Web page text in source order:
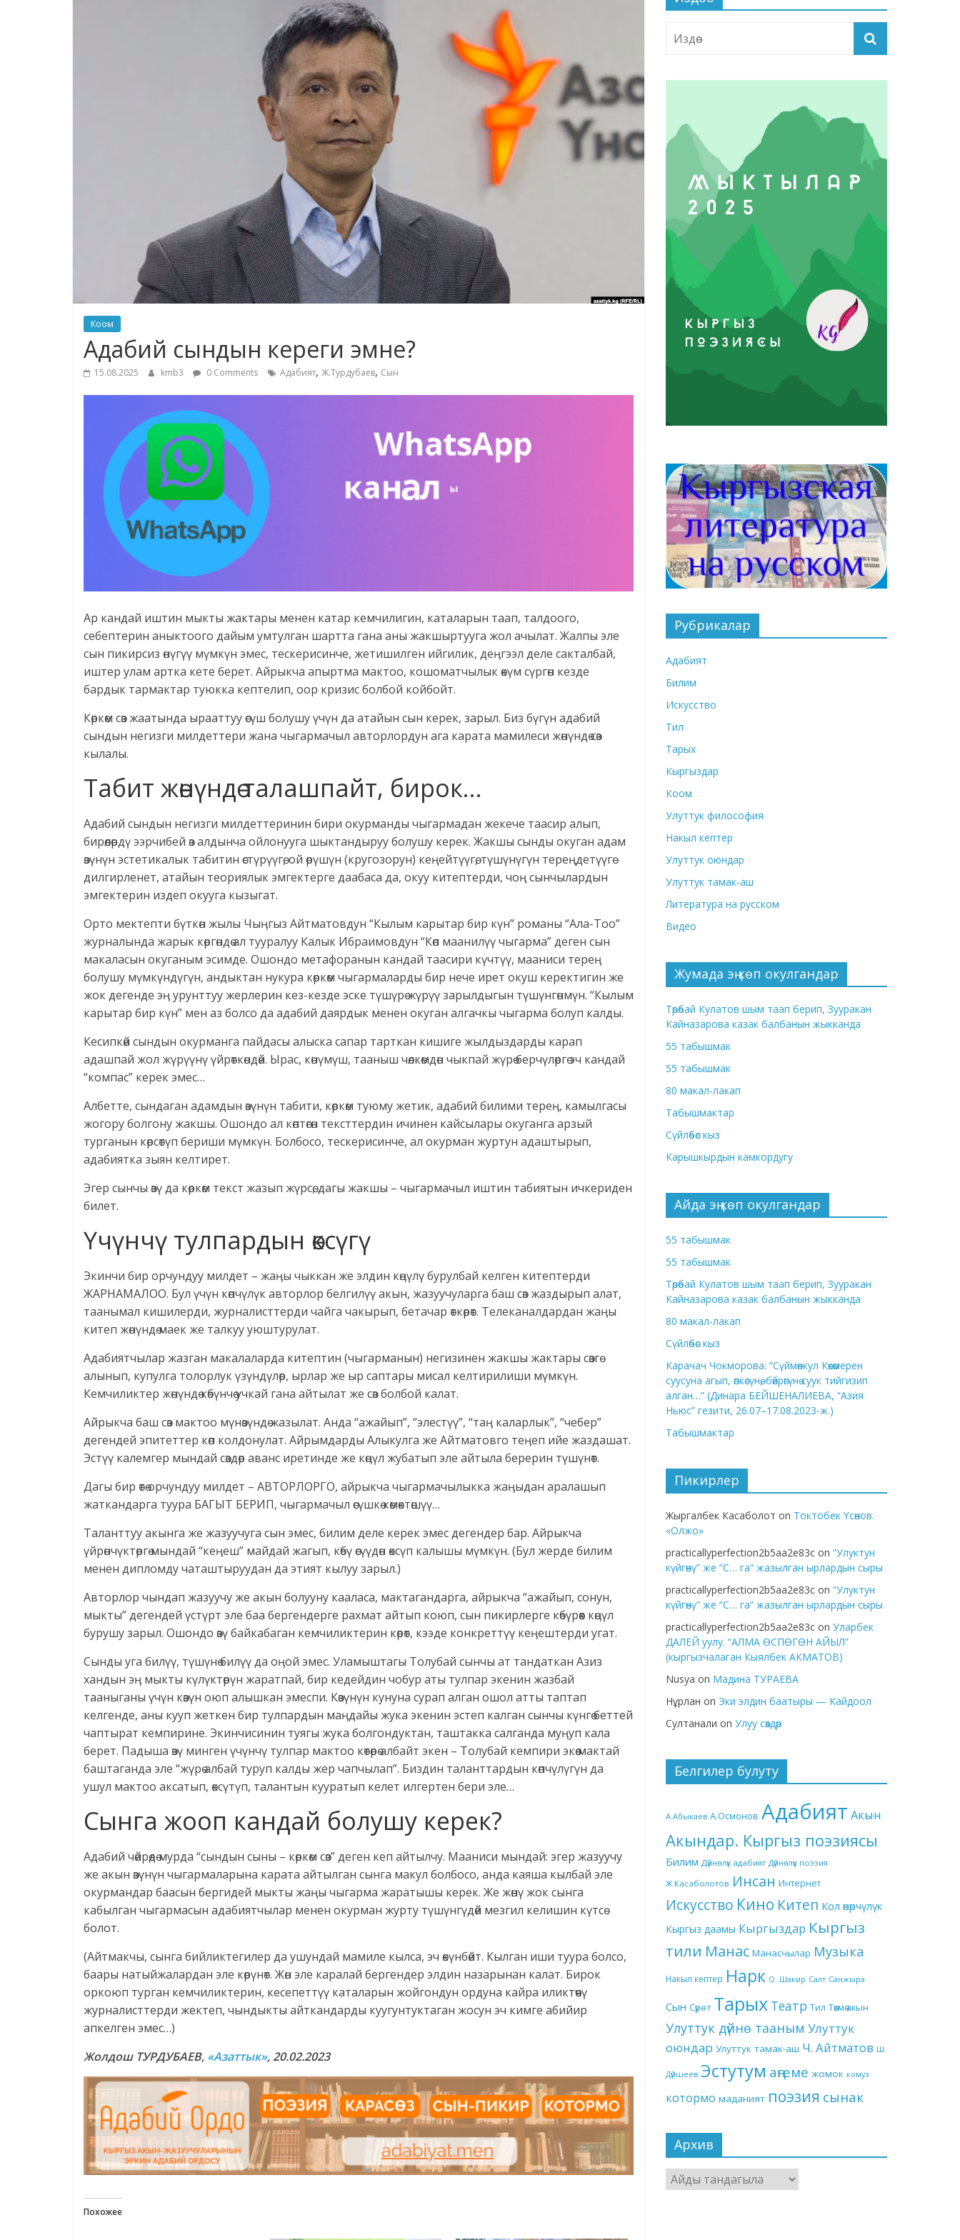
Коом
Адабий сындын кереги эмне?
15.08.2025 kmb3 0 Comments Адабият, Ж.Турдубаев, Сын
Ар кандай иштин мыкты жактары менен катар кемчилигин, каталарын таап, талдоого,
себептерин аныктоого дайым умтулган шартта гана аны жакшыртууга жол ачылат. Жалпы эле
сын пикирсиз өнүгүү мүмкүн эмес, тескерисинче, жетишилген ийгилик, деӊгээл деле сакталбай,
иштер улам артка кете берет. Айрыкча апыртма мактоо, кошоматчылык өкүм сүргөн кезде
бардык тармактар туюкка кептелип, оор кризис болбой койбойт.
Көркөм сөз жаатында ырааттуу өсүш болушу үчүн да атайын сын керек, зарыл. Биз бүгүн адабий
сындын негизги милдеттери жана чыгармачыл авторлордун ага карата мамилеси жөнүндө сөз
кылалы.
Табит жөнүндө талашпайт, бирок…
Адабий сындын негизги милдеттеринин бири окурманды чыгармадан жекече таасир алып,
бирөөлөрдү ээрчибей өз алдынча ойлонууга шыктандыруу болушу керек. Жакшы сынды окуган адам
өзүнүн эстетикалык табитин өстүрүүгө, ой өрүшүн (кругозорун) кеңейтүүгө, түшүнүгүн тереңдетүүгө
дилгирленет, атайын теориялык эмгектерге даабаса да, окуу китептерди, чоң сынчылардын
эмгектерин издеп окууга кызыгат.
Орто мектепти бүткөн жылы Чыӊгыз Айтматовдун “Кылым карытар бир күн” романы “Ала-Тоо”
журналында жарык көргөндө ал тууралуу Калык Ибраимовдун “Көп маанилүү чыгарма” деген сын
макаласын окуганым эсимде. Ошондо метафоранын кандай таасири күчтүү, мааниси тереӊ
болушу мүмкүндүгүн, андыктан нукура көркөм чыгармаларды бир нече ирет окуш керектигин же
жок дегенде эӊ урунттуу жерлерин кез-кезде эске түшүрө жүрүү зарылдыгын түшүнгөнмүн. “Кылым
карытар бир күн” мен аз болсо да адабий даярдык менен окуган алгачкы чыгарма болуп калды.
Кесипкөй сындын окурманга пайдасы алыска сапар тарткан кишиге жылдыздарды карап
адашпай жол жүрүүнү үйрөткөндөй. Ырас, көнүмүш, тааныш чөлкөмдөн чыкпай жүрө берчүлөргө эч кандай
“компас” керек эмес…
Албетте, сындаган адамдын өзүнүн табити, көркөм туюму жетик, адабий билими тереӊ, камылгасы
жогору болгону жакшы. Ошондо ал көптөгөн тексттердин ичинен кайсылары окуганга арзый
турганын көрсөтүп бериши мүмкүн. Болбосо, тескерисинче, ал окурман журтун адаштырып,
адабиятка зыян келтирет.
Эгер сынчы өзү да көркөм текст жазып жүрсө, дагы жакшы – чыгармачыл иштин табиятын ичкериден
билет.
Үчүнчү тулпардын өксүгү
Экинчи бир орчундуу милдет – жаӊы чыккан же элдин көӊүлү бурулбай келген китептерди
ЖАРНАМАЛОО. Бул үчүн көпчүлүк авторлор белгилүү акын, жазуучуларга баш сөз жаздырып алат,
таанымал кишилерди, журналисттерди чайга чакырып, бетачар өткөрөт. Телеканалдардан жаӊы
китеп жөнүндө маек же талкуу уюштурулат.
Адабиятчылар жазган макалаларда китептин (чыгарманын) негизинен жакшы жактары сөзгө
алынып, купулга толорлук үзүндүлөр, ырлар же ыр саптары мисал келтирилиши мүмкүн.
Кемчиликтер жөнүндө көбүнчө учкай гана айтылат же сөз болбой калат.
Айрыкча баш сөз мактоо мүнөзүндө жазылат. Анда “ажайып”, “элестүү”, “таӊ каларлык”, “чебер”
дегендей эпитеттер көп колдонулат. Айрымдарды Алыкулга же Айтматовго теӊеп ийе жаздашат.
Эстүү калемгер мындай сөздөр аванс иретинде же көӊүл жубатып эле айтыла берерин түшүнөт.
Дагы бир өтө орчундуу милдет – АВТОРЛОРГО, айрыкча чыгармачылыкка жаӊыдан аралашып
жаткандарга туура БАГЫТ БЕРИП, чыгармачыл өсүшкө көмөктөшүү…
Таланттуу акынга же жазуучуга сын эмес, билим деле керек эмес дегендер бар. Айрыкча
үйрөнчүктөргө мындай “кеӊеш” майдай жагып, көбү өсүүдөн өксүп калышы мүмкүн. (Бул жерде билим
менен дипломду чаташтыруудан да этият кылуу зарыл.)
Авторлор чындап жазуучу же акын болууну кааласа, мактагандарга, айрыкча “ажайып, сонун,
мыкты” дегендей үстүрт эле баа бергендерге рахмат айтып коюп, сын пикирлерге көбүрөөк көӊүл
бурушу зарыл. Ошондо өзү байкабаган кемчиликтерин көрөт, кээде конкреттүү кеӊештерди угат.
Сынды уга билүү, түшүнө билүү да оӊой эмес. Уламыштагы Толубай сынчы ат тандаткан Азиз
хандын эӊ мыкты күлүктөрүн жаратпай, бир кедейдин чобур аты тулпар экенин жазбай
тааныганы үчүн көзүн оюп алышкан эмеспи. Көзүнүн кунуна сурап алган ошол атты таптап
келгенде, аны кууп жеткен бир тулпардын маӊдайы жука экенин эстеп калган сынчы күнгө беттей
чаптырат кемпирине. Экинчисинин туягы жука болгондуктан, таштакка салганда муӊуп кала
берет. Падыша өзү минген үчүнчү тулпар мактоо көтөрө албайт экен – Толубай кемпири экөө мактай
баштаганда эле “жүрө албай туруп калды жер чапчылап”. Биздин таланттардын көпчүлүгүн да
ушул мактоо аксатып, өксүтүп, талантын кууратып келет илгертен бери эле…
Сынга жооп кандай болушу керек?
Адабий чөйрөдө мурда “сындын сыны – көркөм сөз” деген кеп айтылчу. Мааниси мындай: эгер жазуучу
же акын өзүнүн чыгармаларына карата айтылган сынга макул болбосо, анда каяша кылбай эле
окурмандар баасын бергидей мыкты жаңы чыгарма жаратышы керек. Же жөнү жок сынга
кабылган чыгармасын адабиятчылар менен окурман журту түшүнгүдөй мезгил келишин күтсө
болот.
(Айтмакчы, сынга бийликтегилер да ушундай мамиле кылса, эч өкүнбөйт. Кылган иши туура болсо,
баары натыйжалардан эле көрүнөт. Жөн эле каралай бергендер элдин назарынан калат. Бирок
оркоюп турган кемчиликтерин, кесепеттүү каталарын жойгондун ордуна кайра иликтөөчү
журналисттерди жектеп, чындыкты айткандарды куугунтуктаган жосун эч кимге абийир
апкелген эмес…)
Жолдош ТУРДУБАЕВ, «Азаттык», 20.02.2023
Похожее
Рубрикалар
Адабият
Билим
Искусство
Тил
Тарых
Кыргыздар
Коом
Улуттук философия
Накыл кептер
Улуттук оюндар
Улуттук тамак-аш
Литература на русском
Видео
Жумада эң көп окулгандар
Төрөбай Кулатов шым таап берип, Зууракан
Кайназарова казак балбанын жыкканда
55 табышмак
55 табышмак
80 макал-лакап
Табышмактар
Сүйлөбөс кыз
Карышкырдын камкордугу
Айда эң көп окулгандар
55 табышмак
55 табышмак
Төрөбай Кулатов шым таап берип, Зууракан
Кайназарова казак балбанын жыкканда
80 макал-лакап
Сүйлөбөс кыз
Карачач Чокморова: “Сүймөнкул Көкөмерен
суусуна агып, өпкөсүнө, бөйрөгүнө суук тийгизип
алган…” (Динара БЕЙШЕНАЛИЕВА, “Азия
Ньюс” гезити, 26.07–17.08.2023-ж.)
Табышмактар
Пикирлер
Жыргалбек Касаболот on Токтобек Үсөнов.
«Олжо»
practicallyperfection2b5aa2e83c on “Улуктун
күйгөнү” же “С… га” жазылган ырлардын сыры
practicallyperfection2b5aa2e83c on “Улуктун
күйгөнү” же “С… га” жазылган ырлардын сыры
practicallyperfection2b5aa2e83c on Уларбек
ДАЛЕЙ уулу. “АЛМА ӨСПӨГӨН АЙЫЛ”
(кыргызчалаган Кыялбек АКМАТОВ)
Nusya on Мадина ТУРАЕВА
Нұрлан on Эки элдин баатыры — Кайдоол
Султанали on Улуу сөздөр
Белгилер булуту
А.Абыкаев А.Осмонов Адабият Акын
Акындар. Кыргыз поэзиясы
Билим Дүйнөлүк адабият Дүйнөлүк поэзия
Ж.Касаболотов Инсан Интернет
Искусство Кино Китеп Кол өнөрчүлүк
Кыргыз даамы Кыргыздар Кыргыз
тили Манас Манасчылар Музыка
Накыл кептер Нарк О. Шакир Салт Санжыра
Сын Сүрөт Тарых Театр Тил Төкмө акын
Улуттук дүйнө тааным Улуттук
оюндар Улуттук тамак-аш Ч. Айтматов Ш.
Дүйшеев Эстутум аңгеме жомок комуз
котормо маданият поэзия сынак
Архив
Архив